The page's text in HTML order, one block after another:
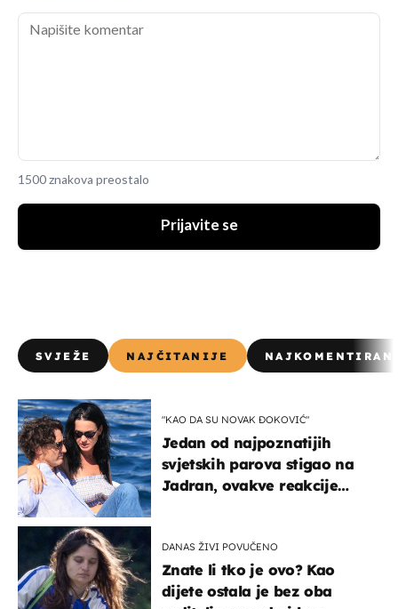
1500 znakova preostalo
Prijavite se
SVJEŽE NAJČITANIJE
"KAO DA SU NOVAK ĐOKOVIĆ"
Jedan od najpoznatijih
svjetskih parova stigao na
Jadran, ovakve reakcije
DANAS ŽIVI POVUČENO
Znate li tko je ovo? Kao
dijete ostala je bez oba